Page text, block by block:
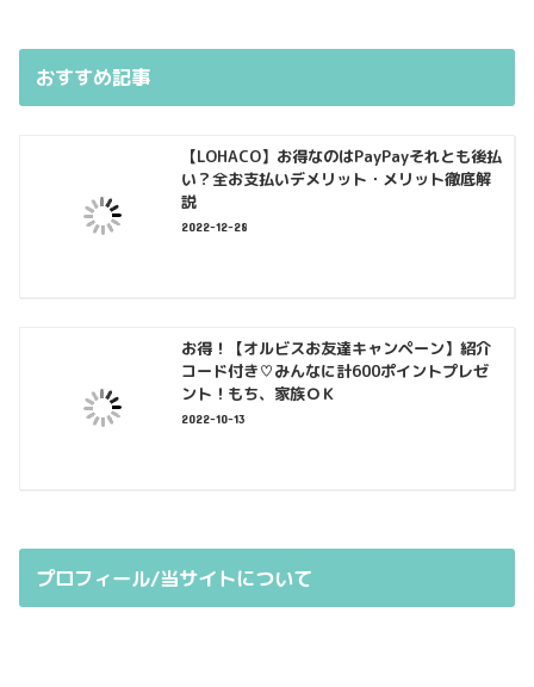
おすすめ記事
【LOHACO】お得なのはPayPayそれとも後払
い？全お支払いデメリット・メリット徹底解
説
2022-12-28
お得！【オルビスお友達キャンペーン】紹介
コード付き♡みんなに計600ポイントプレゼ
ント！もち、家族ＯＫ
2022-10-13
プロフィール/当サイトについて